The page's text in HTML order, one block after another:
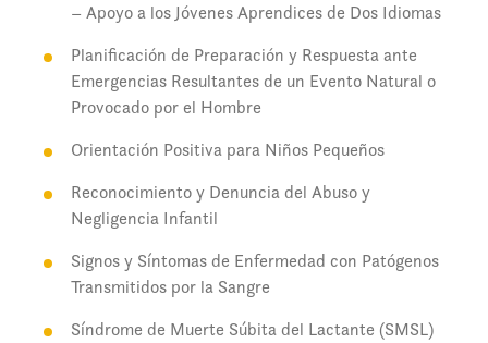
– Apoyo a los Jóvenes Aprendices de Dos Idiomas
Planificación de Preparación y Respuesta ante
Emergencias Resultantes de un Evento Natural o
Provocado por el Hombre
Orientación Positiva para Niños Pequeños
Reconocimiento y Denuncia del Abuso y
Negligencia Infantil
Signos y Síntomas de Enfermedad con Patógenos
Transmitidos por la Sangre
Síndrome de Muerte Súbita del Lactante (SMSL)